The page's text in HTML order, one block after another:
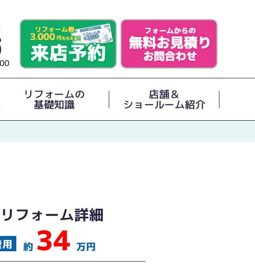
リフォームの
基礎知識
店舗＆
ショールーム紹介
リフォーム詳細
約 34 万円